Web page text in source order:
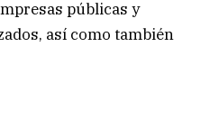
públicas y
así como también